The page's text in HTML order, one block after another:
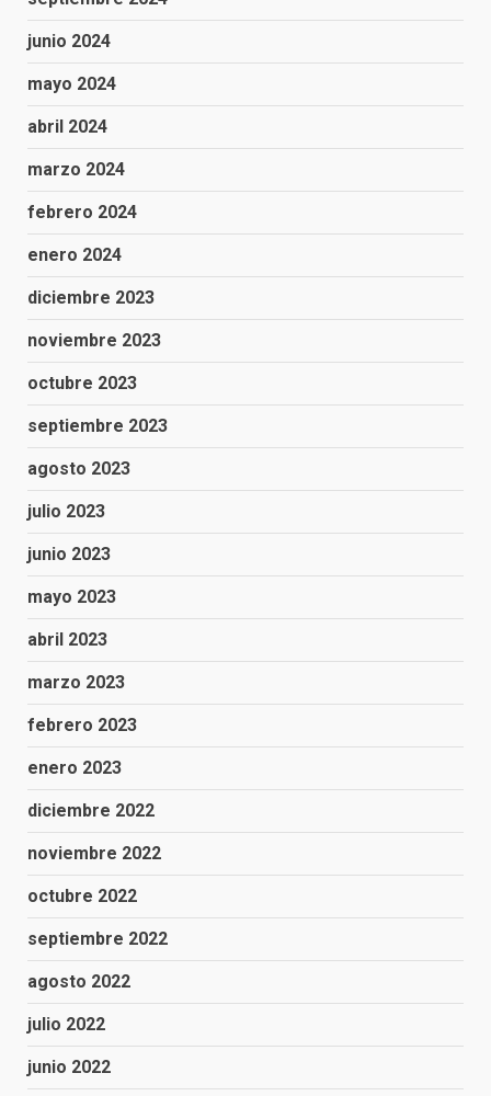
junio 2024
mayo 2024
abril 2024
marzo 2024
febrero 2024
enero 2024
diciembre 2023
noviembre 2023
octubre 2023
septiembre 2023
agosto 2023
julio 2023
junio 2023
mayo 2023
abril 2023
marzo 2023
febrero 2023
enero 2023
diciembre 2022
noviembre 2022
octubre 2022
septiembre 2022
agosto 2022
julio 2022
junio 2022